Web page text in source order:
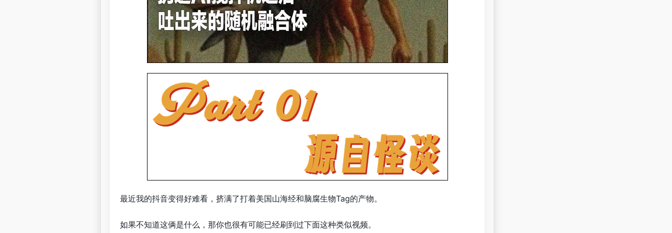
最近我的抖音变得好难看，挤满了打着美国山海经和脑腐生物Tag的产物。
如果不知道这俩是什么，那你也很有可能已经刷到过下面这种类似视频。